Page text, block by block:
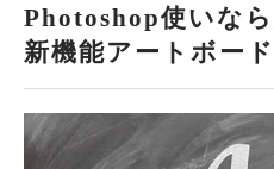
Photoshop使いな
新機能アートボー